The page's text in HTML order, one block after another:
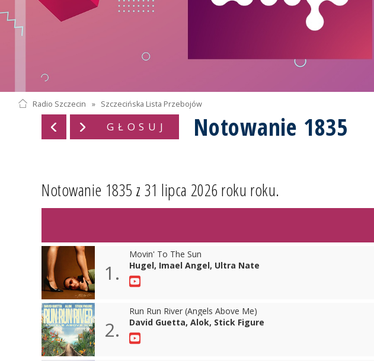
Radio Szczecin » Szczecińska Lista Przebojów
GŁOSUJ Notowanie 1835
Notowanie 1835 z 31 lipca 2026 roku roku.
1.
Movin' To The Sun
Hugel, Imael Angel, Ultra Nate
2.
Run Run River (Angels Above Me)
David Guetta, Alok, Stick Figure